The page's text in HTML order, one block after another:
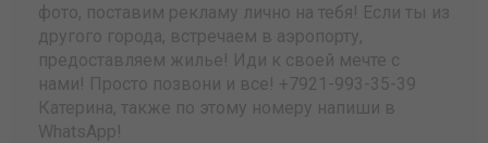
фото, поставим рекламу лично на тебя! Если ты из
другого города, встречаем в аэропорту,
предоставляем жилье! Иди к своей мечте с
нами! Просто позвони и все! +7921-993-35-39
Катерина, также по этому номеру напиши в
WhatsApp!